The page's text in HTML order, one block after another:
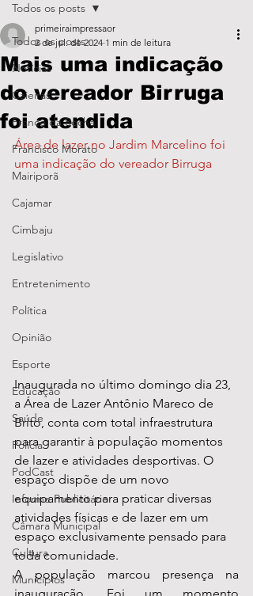
Todos os posts
Notícias
Caieiras
Franco da Rocha
Francisco Morato
Mairiporã
Cajamar
Cimbaju
Legislativo
Entretenimento
Política
Opinião
Esporte
Educação
Saúde
Polícia
PodCast
Informe Publicitário
Câmara Municipal
Cultura
Municípios
Todos os posts
Mais uma indicação
do vereador Birruga
foi atendida
primeiraimpressaor
2 de jul. de 2024 1 min de leitura
Área de lazer no Jardim Marcelino foi
uma indicação do vereador Birruga
Inaugurada no último domingo dia 23,
a Área de Lazer Antônio Mareco de
Brito, conta com total infraestrutura
para garantir à população momentos
de lazer e atividades desportivas. O
espaço dispõe de um novo
equipamento para praticar diversas
atividades físicas e de lazer em um
espaço exclusivamente pensado para
toda comunidade.
A população marcou presença na
inauguração. Foi um momento